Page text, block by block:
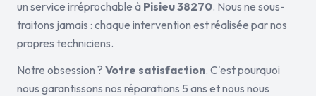
un service irréprochable à Pisieu 38270. Nous ne sous-
traitons jamais : chaque intervention est réalisée par nos
propres techniciens.
Notre obsession ? Votre satisfaction. C'est pourquoi
nous garantissons nos réparations 5 ans et nous nous